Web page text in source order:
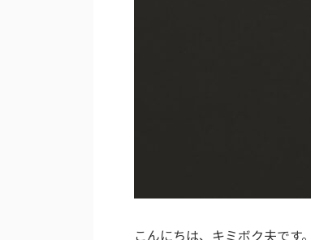
こんにちは、キミボク夫で